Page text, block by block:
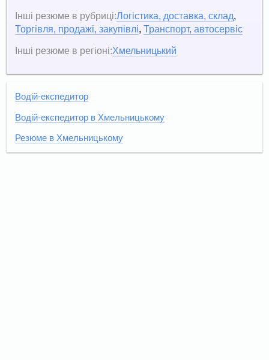
Інші резюме в рубриці:Логістика, доставка, склад,
Торгівля, продажі, закупівлі,Транспорт, автосервіс
Інші резюме в регіоні:Хмельницький
Водій-експедитор
Водій-експедитор в Хмельницькому
Резюме в Хмельницькому